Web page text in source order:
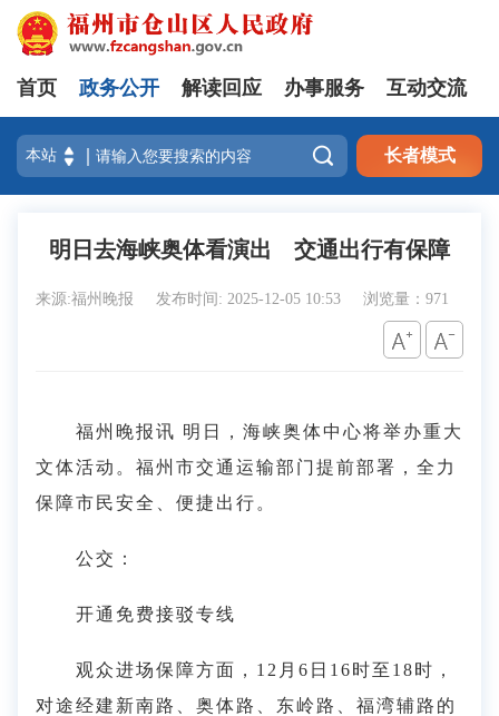
首页 政务公开 解读回应 办事服务 互动交流
 长者模式
明日去海峡奥体看演出 交通出行有保障
来源:福州晚报 发布时间: 2025-12-05 10:53 浏览量：971
福州晚报讯 明日，海峡奥体中心将举办重大
文体活动。福州市交通运输部门提前部署，全力
保障市民安全、便捷出行。
公交：
开通免费接驳专线
观众进场保障方面，12月6日16时至18时，
对途经建新南路、奥体路、东岭路、福湾辅路的